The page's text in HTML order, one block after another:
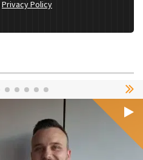
Privacy Policy